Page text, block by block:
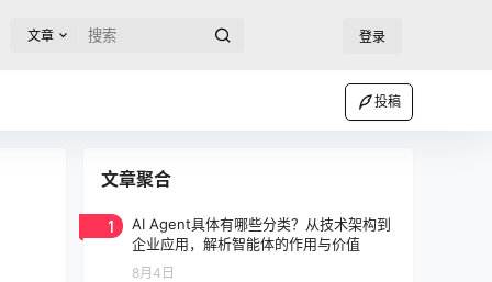
文章 登录
投稿
文章聚合
1
AI Agent具体有哪些分类？从技术架构到
企业应用，解析智能体的作用与价值
8月4日